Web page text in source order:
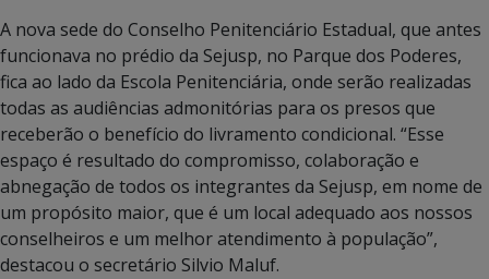
A nova sede do Conselho Penitenciário Estadual, que antes
funcionava no prédio da Sejusp, no Parque dos Poderes,
fica ao lado da Escola Penitenciária, onde serão realizadas
todas as audiências admonitórias para os presos que
receberão o benefício do livramento condicional. “Esse
espaço é resultado do compromisso, colaboração e
abnegação de todos os integrantes da Sejusp, em nome de
um propósito maior, que é um local adequado aos nossos
conselheiros e um melhor atendimento à população”,
destacou o secretário Silvio Maluf.